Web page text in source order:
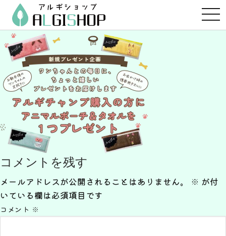
テ
ン
へ
ス
プ
コメントを残す
メールアドレスが公開されることはありません。 ※ が付
いている欄は必須項目です
コメント ※